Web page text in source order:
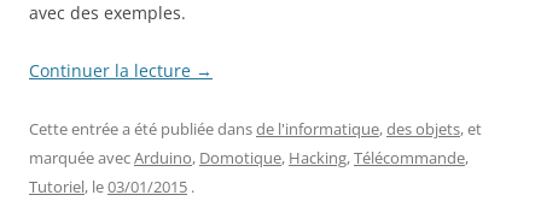
avec des exemples.
Continuer la lecture →
Cette entrée a été publiée dansde l'informatique,des objets, et
marquée avecArduino, Domotique, Hacking,Télécommande,
Tutoriel, le03/01/2015 .